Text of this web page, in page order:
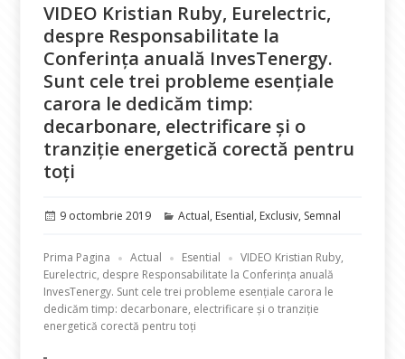
VIDEO Kristian Ruby, Eurelectric,
despre Responsabilitate la
Conferința anuală InvesTenergy.
Sunt cele trei probleme esenţiale
carora le dedicăm timp:
decarbonare, electrificare şi o
tranziţie energetică corectă pentru
toţi
Publicat
9 octombrie 2019 Categorii
Actual, Esential, Exclusiv, Semnal
Prima Pagina Actual Esential
VIDEO Kristian Ruby,
Eurelectric, despre Responsabilitate la Conferința anuală
InvesTenergy. Sunt cele trei probleme esenţiale carora le
dedicăm timp: decarbonare, electrificare şi o tranziţie
energetică corectă pentru toţi